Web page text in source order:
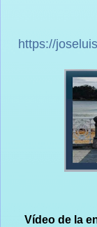
https://
Vídeo de la